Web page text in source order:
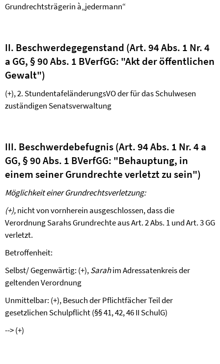
Grundrechtsträgerin à„jedermann“
II. Beschwerdegegenstand (Art. 94 Abs. 1 Nr. 4
a GG, § 90 Abs. 1 BVerfGG: "Akt der öffentlichen
Gewalt")
(+), 2. StundentafeländerungsVO der für das Schulwesen
zuständigen Senatsverwaltung
III. Beschwerdebefugnis (Art. 94 Abs. 1 Nr. 4 a
GG, § 90 Abs. 1 BVerfGG: "Behauptung, in
einem seiner Grundrechte verletzt zu sein")
Möglichkeit einer Grundrechtsverletzung:
(+),nicht von vornherein ausgeschlossen, dass die
Verordnung Sarahs Grundrechte aus Art. 2 Abs. 1 und Art. 3 GG
verletzt.
Betroffenheit:
Selbst/ Gegenwärtig: (+),Sarahim Adressatenkreis der
geltenden Verordnung
Unmittelbar: (+), Besuch der Pflichtfächer Teil der
gesetzlichen Schulpflicht (§§ 41, 42, 46 II SchulG)
-->(+)